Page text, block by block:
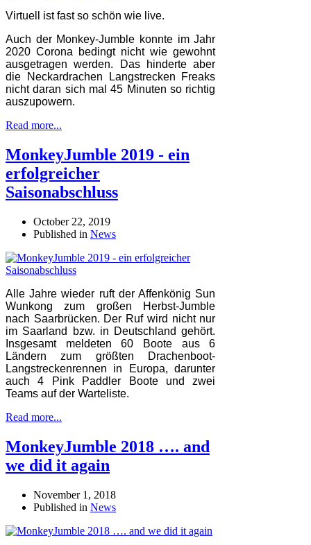
Virtuell ist fast so schön wie live.
Auch der Monkey-Jumble konnte im Jahr
2020 Corona bedingt nicht wie gewohnt
ausgetragen werden. Das hinderte aber
die Neckardrachen Langstrecken Freaks
nicht daran sich mal 45 Minuten so richtig
auszupowern.
Read more...
MonkeyJumble 2019 - ein
erfolgreicher
Saisonabschluss
October 22, 2019
Published in News
Alle Jahre wieder ruft der Affenkönig Sun
Wunkong zum großen Herbst-Jumble
nach Saarbrücken. Der Ruf wird nicht nur
im Saarland bzw. in Deutschland gehört.
Insgesamt meldeten 60 Boote aus 6
Ländern zum größten Drachenboot-
Langstreckenrennen in Europa, darunter
auch 4 Pink Paddler Boote und zwei
Teams auf der Warteliste.
Read more...
MonkeyJumble 2018 …. and
we did it again
November 1, 2018
Published in News